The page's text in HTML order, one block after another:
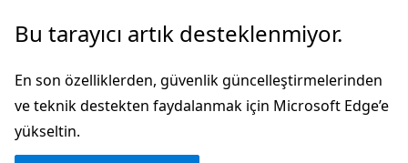
Ana
atla
Bu tarayıcı artık desteklenmiyor.
En son özelliklerden, güvenlik güncelleştirmelerinden
ve teknik destekten faydalanmak için Microsoft Edge’e
yükseltin.